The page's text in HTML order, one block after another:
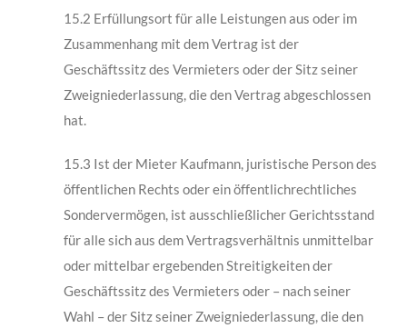
15.2 Erfüllungsort für alle Leistungen aus oder im
Zusammenhang mit dem Vertrag ist der
Geschäftssitz des Vermieters oder der Sitz seiner
Zweigniederlassung, die den Vertrag abgeschlossen
hat.
15.3 Ist der Mieter Kaufmann, juristische Person des
öffentlichen Rechts oder ein öffentlich­rechtliches
Sondervermögen, ist ausschließlicher Gerichtsstand
für alle sich aus dem Vertragsverhältnis unmittelbar
oder mittelbar ergebenden Streitigkeiten der
Geschäfts­sitz des Vermieters oder – nach seiner
Wahl – der Sitz seiner Zweigniederlassung, die den